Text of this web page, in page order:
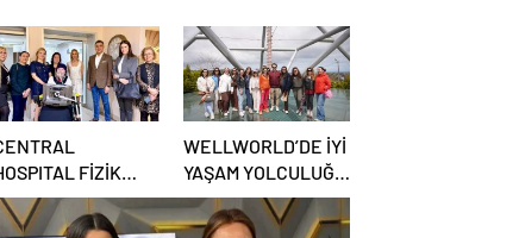
FİZİK
ve ROBOTİK
WELLWORLD’DE İYİ
YAŞAM YOLCULUĞU
BAŞLADI